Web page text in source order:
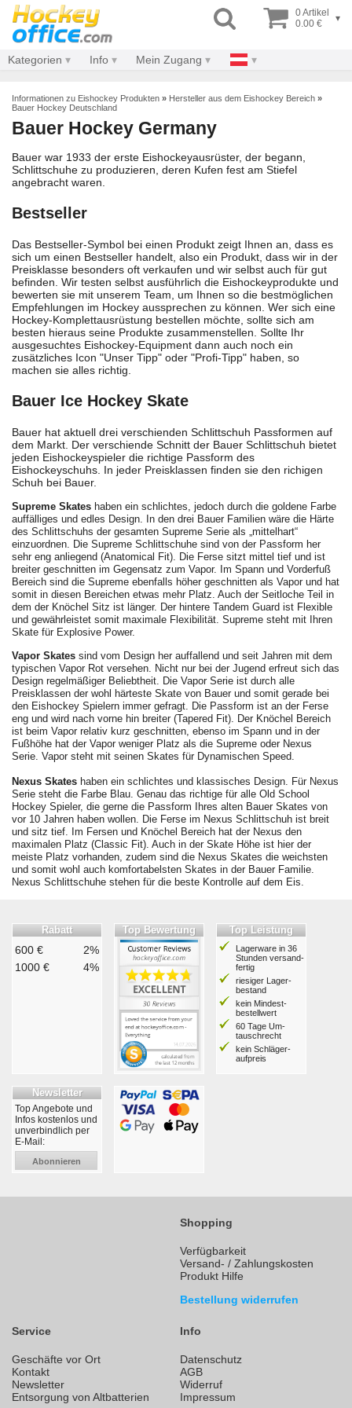
0 Artikel
0.00 €
▾
Kategorien Info Mein Zugang
Informationen zu Eishockey Produkten » Hersteller aus dem Eishockey Bereich »
Bauer Hockey Deutschland
Bauer Hockey Germany
Bauer war 1933 der erste Eishockeyausrüster, der begann,
Schlittschuhe zu produzieren, deren Kufen fest am Stiefel
angebracht waren.
Bestseller
Das Bestseller-Symbol bei einen Produkt zeigt Ihnen an, dass es
sich um einen Bestseller handelt, also ein Produkt, dass wir in der
Preisklasse besonders oft verkaufen und wir selbst auch für gut
befinden. Wir testen selbst ausführlich die Eishockeyprodukte und
bewerten sie mit unserem Team, um Ihnen so die bestmöglichen
Empfehlungen im Hockey aussprechen zu können. Wer sich eine
Hockey-Komplettausrüstung bestellen möchte, sollte sich am
besten hieraus seine Produkte zusammenstellen. Sollte Ihr
ausgesuchtes Eishockey-Equipment dann auch noch ein
zusätzliches Icon "Unser Tipp" oder "Profi-Tipp" haben, so
machen sie alles richtig.
Bauer Ice Hockey Skate
Bauer hat aktuell drei verschienden Schlittschuh Passformen auf
dem Markt. Der verschiende Schnitt der Bauer Schlittschuh bietet
jeden Eishockeyspieler die richtige Passform des
Eishockeyschuhs. In jeder Preisklassen finden sie den richigen
Schuh bei Bauer.
Supreme Skates haben ein schlichtes, jedoch durch die goldene Farbe
auffälliges und edles Design. In den drei Bauer Familien wäre die Härte
des Schlittschuhs der gesamten Supreme Serie als „mittelhart“
einzuordnen. Die Supreme Schlittschuhe sind von der Passform her
sehr eng anliegend (Anatomical Fit). Die Ferse sitzt mittel tief und ist
breiter geschnitten im Gegensatz zum Vapor. Im Spann und Vorderfuß
Bereich sind die Supreme ebenfalls höher geschnitten als Vapor und hat
somit in diesen Bereichen etwas mehr Platz. Auch der Seitloche Teil in
dem der Knöchel Sitz ist länger. Der hintere Tandem Guard ist Flexible
und gewährleistet somit maximale Flexibilität. Supreme steht mit Ihren
Skate für Explosive Power.
Vapor Skates sind vom Design her auffallend und seit Jahren mit dem
typischen Vapor Rot versehen. Nicht nur bei der Jugend erfreut sich das
Design regelmäßiger Beliebtheit. Die Vapor Serie ist durch alle
Preisklassen der wohl härteste Skate von Bauer und somit gerade bei
den Eishockey Spielern immer gefragt. Die Passform ist an der Ferse
eng und wird nach vorne hin breiter (Tapered Fit). Der Knöchel Bereich
ist beim Vapor relativ kurz geschnitten, ebenso im Spann und in der
Fußhöhe hat der Vapor weniger Platz als die Supreme oder Nexus
Serie. Vapor steht mit seinen Skates für Dynamischen Speed.
Nexus Skates haben ein schlichtes und klassisches Design. Für Nexus
Serie steht die Farbe Blau. Genau das richtige für alle Old School
Hockey Spieler, die gerne die Passform Ihres alten Bauer Skates von
vor 10 Jahren haben wollen. Die Ferse im Nexus Schlittschuh ist breit
und sitz tief. Im Fersen und Knöchel Bereich hat der Nexus den
maximalen Platz (Classic Fit). Auch in der Skate Höhe ist hier der
meiste Platz vorhanden, zudem sind die Nexus Skates die weichsten
und somit wohl auch komfortabelsten Skates in der Bauer Familie.
Nexus Schlittschuhe stehen für die beste Kontrolle auf dem Eis.
Rabatt
600 €
2%
1000 €
4%
Top Bewertung Top Leistung
Lagerware in 36
Stunden ver­sand­
fertig
riesiger Lager­
bestand
kein Mindest­
bestell­wert
60 Tage Um­
tausch­recht
kein Schläger­
aufpreis
Newsletter
Top Angebote und
Infos kostenlos und
unverbindlich per
E-Mail:
Abonnieren
Shopping
Verfügbarkeit
Versand- / Zahlungskosten
Produkt Hilfe
Bestellung widerrufen
Service
Geschäfte vor Ort
Kontakt
Newsletter
Entsorgung von Altbatterien
Info
Datenschutz
AGB
Widerruf
Impressum